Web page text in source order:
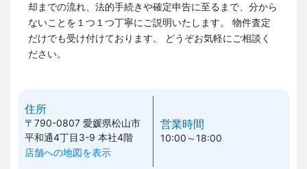
却までの流れ、法的手続きや確定申告に至るまで、分から
ないことを１つ１つ丁寧にご説明いたします。 物件査定
だけでも受け付けております。
どうぞお気軽にご相談く
ださい。
住所
〒790-0807愛媛県松山市
平和通4丁目3-9 本社4階
店舗への地図を表示
営業時間
10:00～18:00